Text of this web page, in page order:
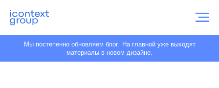
Мы постепенно обновляем блог. На главной уже выходят
материалы в новом дизайне.